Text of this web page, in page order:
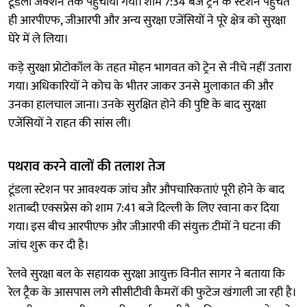
ही आरपीएफ, जीआरपी और अन्य सुरक्षा एजेंसियों ने पूरे क्षेत्र को सुरक्षा
घेरे में ले लिया।
कड़े सुरक्षा प्रोटोकॉल के तहत मोहन भागवत को ट्रेन से नीचे नहीं उतारा
गया। अधिकारियों ने कोच के भीतर जाकर उनसे मुलाकात की और
उनका हालचाल जाना। उनके सुरक्षित होने की पुष्टि के बाद सुरक्षा
एजेंसियों ने राहत की सांस ली।
पथराव करने वालों की तलाश तेज
टूंडला स्टेशन पर आवश्यक जांच और औपचारिकताएं पूरी होने के बाद
शताब्दी एक्सप्रेस को शाम 7:41 बजे दिल्ली के लिए रवाना कर दिया
गया। इस बीच आरपीएफ और जीआरपी की संयुक्त टीमों ने घटना की
जांच शुरू कर दी है।
रेलवे सुरक्षा बल के सहायक सुरक्षा आयुक्त विनीत सागर ने बताया कि
रेल ट्रैक के आसपास लगे सीसीटीवी कैमरों की फुटेज खंगाली जा रही है।